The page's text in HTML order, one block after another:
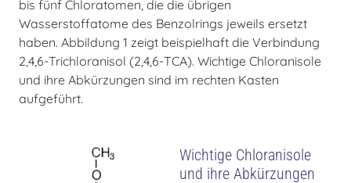
bis fünf Chloratomen, die die übrigen
Wasserstoffatome des Benzolrings jeweils ersetzt
haben. Abbildung 1 zeigt beispielhaft die Verbindung
2,4,6-Trichloranisol (2,4,6-TCA). Wichtige Chloranisole
und ihre Abkürzungen sind im rechten Kasten
aufgeführt.
Wichtige Chloranisole
und ihre Abkürzungen